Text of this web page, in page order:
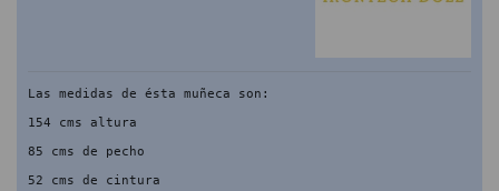
Las medidas de ésta muñeca son:
154 cms altura
85 cms de pecho
52 cms de cintura